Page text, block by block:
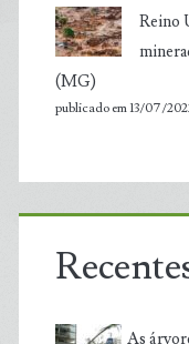
Reino
(MG)
publicado em 13/07/
As